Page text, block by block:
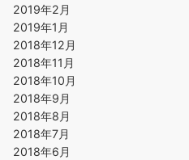
2019年2月
2019年1月
2018年12月
2018年11月
2018年10月
2018年9月
2018年8月
2018年7月
2018年6月